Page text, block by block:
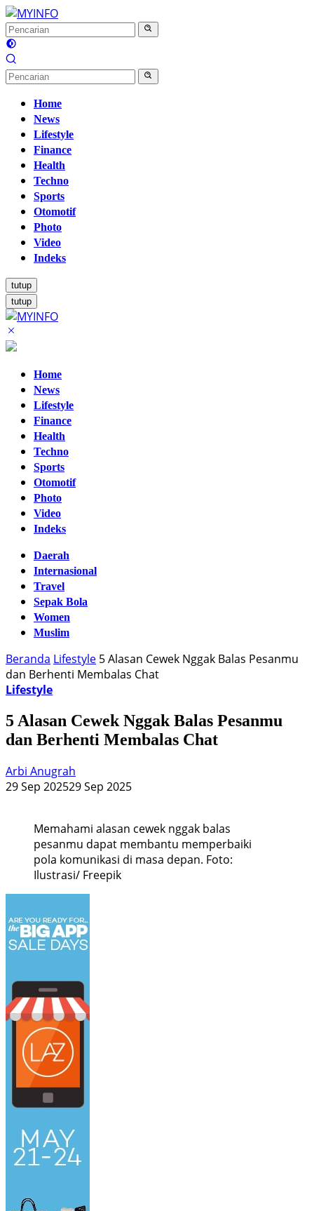
Langsung
ke
konten
Home
News
Lifestyle
Finance
Health
Techno
Sports
Otomotif
Photo
Video
Indeks
tutup
tutup
Home
News
Lifestyle
Finance
Health
Techno
Sports
Otomotif
Photo
Video
Indeks
Daerah
Internasional
Travel
Sepak Bola
Women
Muslim
Beranda Lifestyle 5 Alasan Cewek Nggak Balas Pesanmu
dan Berhenti Membalas Chat
Lifestyle
5 Alasan Cewek Nggak Balas Pesanmu
dan Berhenti Membalas Chat
Arbi Anugrah
29 Sep 202529 Sep 2025
Memahami alasan cewek nggak balas
pesanmu dapat membantu memperbaiki
pola komunikasi di masa depan. Foto:
Ilustrasi/ Freepik